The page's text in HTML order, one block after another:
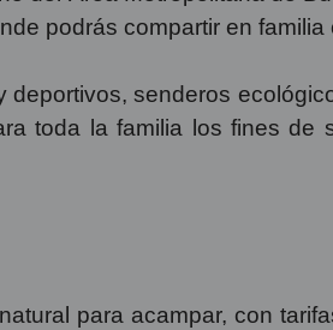
podrás compartir en
senderos
toda la familia los fines de
para acampar, con